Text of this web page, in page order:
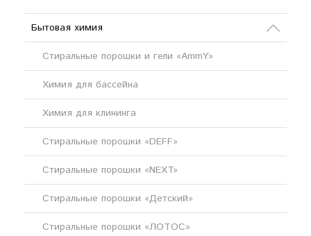
Бытовая химия
Стиральные порошки и гели «AmmY»
Химия для бассейна
Химия для клининга
Стиральные порошки «DEFF»
Стиральные порошки «NEXT»
Стиральные порошки «Детский»
Стиральные порошки «ЛОТОС»